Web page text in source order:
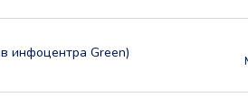
инфоцентра Green)